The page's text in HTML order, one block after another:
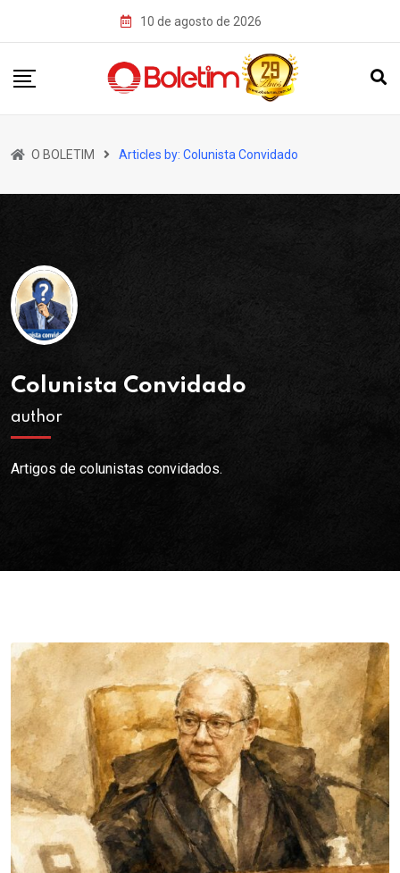
10 de agosto de 2026
O BOLETIM Articles by: Colunista Convidado
Colunista Convidado
author
Artigos de colunistas convidados.